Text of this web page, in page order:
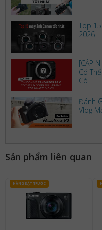
Top
2026
[CẬP
Có
Có
Đánh
Vlog
Sản phẩm liên quan
HÀNG ĐẶT TRƯỚC